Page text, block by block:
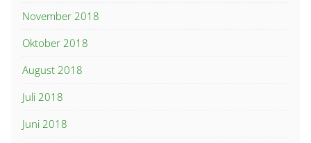
November 2018
Oktober 2018
August 2018
Juli 2018
Juni 2018